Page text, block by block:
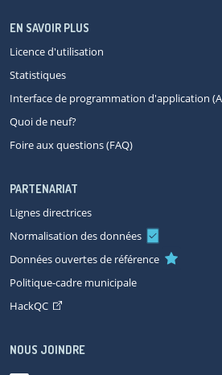
EN SAVOIR PLUS
Licence d'utilisation
Statistiques
Interface de programmation d'application
Quoi de neuf?
Foire aux questions (FAQ)
PARTENARIAT
Lignes directrices
Normalisation des données
Données ouvertes de référence
Politique-cadre municipale
HackQC
NOUS JOINDRE